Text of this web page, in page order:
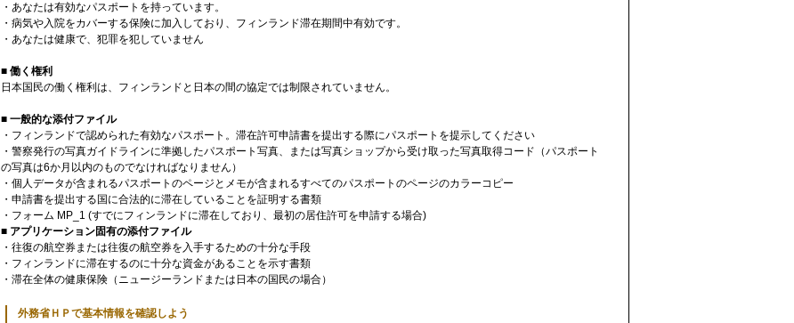
・あなたは有効なパスポートを持っています。
・病気や入院をカバーする保険に加入しており、フィンランド滞在期間中有効です。
・あなたは健康で、犯罪を犯していません
■ 働く権利
日本国民の働く権利は、フィンランドと日本の間の協定では制限されていません。
■ 一般的な添付ファイル
・フィンランドで認められた有効なパスポート。滞在許可申請書を提出する際にパスポートを提示してください
・警察発行の写真ガイドラインに準拠したパスポート写真、または写真ショップから受け取った写真取得コード（パスポート
の写真は6か月以内のものでなければなりません）
・個人データが含まれるパスポートのページとメモが含まれるすべてのパスポートのページのカラーコピー
・申請書を提出する国に合法的に滞在していることを証明する書類
・フォーム MP_1 (すでにフィンランドに滞在しており、最初の居住許可を申請する場合)
■ アプリケーション固有の添付ファイル
・往復の航空券または往復の航空券を入手するための十分な手段
・フィンランドに滞在するのに十分な資金があることを示す書類
・滞在全体の健康保険（ニュージーランドまたは日本の国民の場合）
外務省ＨＰで基本情報を確認しよう